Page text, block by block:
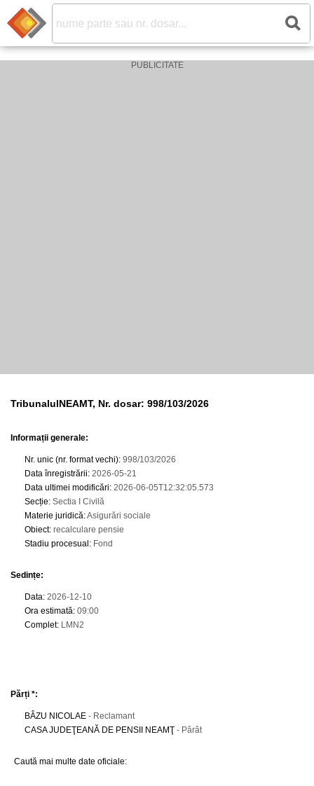
TribunalulNEAMT, Nr. dosar: 998/103/2026
Informații generale:
Nr. unic (nr. format vechi): 998/103/2026
Data înregistrării: 2026-05-21
Data ultimei modificări: 2026-06-05T12:32:05.573
Secție: Sectia I Civilă
Materie juridică:Asigurări sociale
Obiect: recalculare pensie
Stadiu procesual : Fond
Sedințe:
Data: 2026-12-10
Ora estimată: 09:00
Complet: LMN2
Părți *:
BÂZU NICOLAE - Reclamant
CASA JUDEŢEANĂ DE PENSII NEAMŢ - Pârât
Caută mai multe date oficiale: